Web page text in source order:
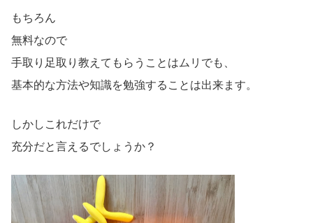
もちろん
無料なので
手取り足取り教えてもらうことはムリでも、
基本的な方法や知識を勉強することは出来ます。
しかしこれだけで
充分だと言えるでしょうか？